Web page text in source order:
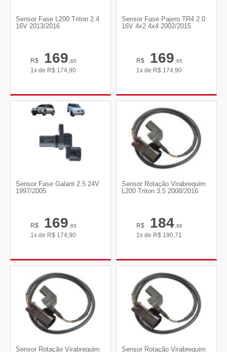
Sensor Fase L200 Triton 2.4
16V 2013/2016
R$ 169,65
1x de R$ 174,90
Sensor Fase Pajero TR4 2.0
16V 4x2 4x4 2002/2015
R$ 169,65
1x de R$ 174,90
Sensor Fase Galant 2.5 24V
1997/2005
R$ 169,65
1x de R$ 174,90
Sensor Rotação Virabrequim
L200 Triton 3.5 2008/2016
R$ 184,99
1x de R$ 190,71
Sensor Rotação Virabrequim Sensor Rotação Virabrequim